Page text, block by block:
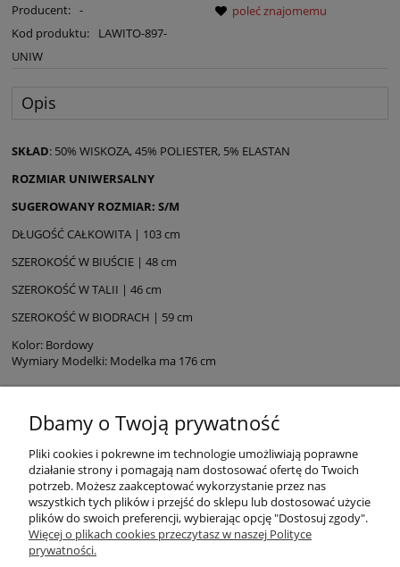
Producent: -
Kod produktu:
LAWITO-897-
UNIW
poleć znajomemu
Opis
SKŁAD: 50% WISKOZA, 45% POLIESTER, 5% ELASTAN
ROZMIAR UNIWERSALNY
SUGEROWANY ROZMIAR: S/M
DŁUGOŚĆ CAŁKOWITA | 103 cm
SZEROKOŚĆ W BIUŚCIE | 48 cm
SZEROKOŚĆ W TALII | 46 cm
SZEROKOŚĆ W BIODRACH | 59 cm
Kolor: Bordowy
Wymiary Modelki: Modelka ma 176 cm
Warunki zakupów
Dbamy o Twoją prywatność
Pliki cookies i pokrewne im technologie umożliwiają poprawne
działanie strony i pomagają nam dostosować ofertę do Twoich
potrzeb. Możesz zaakceptować wykorzystanie przez nas
wszystkich tych plików i przejść do sklepu lub dostosować użycie
plików do swoich preferencji, wybierając opcję "Dostosuj zgody".
Więcej o plikach cookies przeczytasz w naszej Polityce
prywatności.